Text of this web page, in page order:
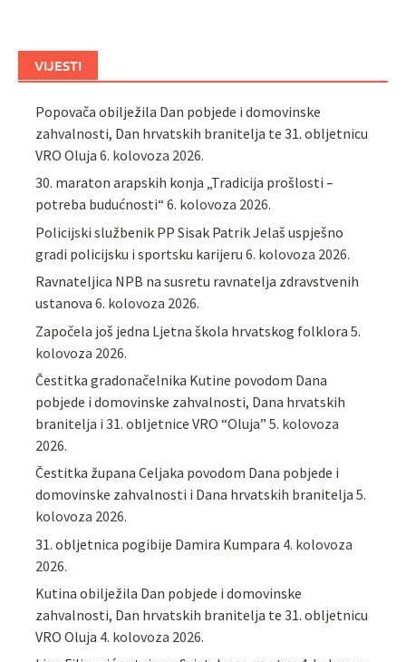
VIJESTI
Popovača obilježila Dan pobjede i domovinske
zahvalnosti, Dan hrvatskih branitelja te 31. obljetnicu
VRO Oluja 6. kolovoza 2026.
30. maraton arapskih konja „Tradicija prošlosti –
potreba budućnosti“ 6. kolovoza 2026.
Policijski službenik PP Sisak Patrik Jelaš uspješno
gradi policijsku i sportsku karijeru 6. kolovoza 2026.
Ravnateljica NPB na susretu ravnatelja zdravstvenih
ustanova 6. kolovoza 2026.
Započela još jedna Ljetna škola hrvatskog folklora 5.
kolovoza 2026.
Čestitka gradonačelnika Kutine povodom Dana
pobjede i domovinske zahvalnosti, Dana hrvatskih
branitelja i 31. obljetnice VRO “Oluja” 5. kolovoza
2026.
Čestitka župana Celjaka povodom Dana pobjede i
domovinske zahvalnosti i Dana hrvatskih branitelja 5.
kolovoza 2026.
31. obljetnica pogibije Damira Kumpara 4. kolovoza
2026.
Kutina obilježila Dan pobjede i domovinske
zahvalnosti, Dan hrvatskih branitelja te 31. obljetnicu
VRO Oluja 4. kolovoza 2026.